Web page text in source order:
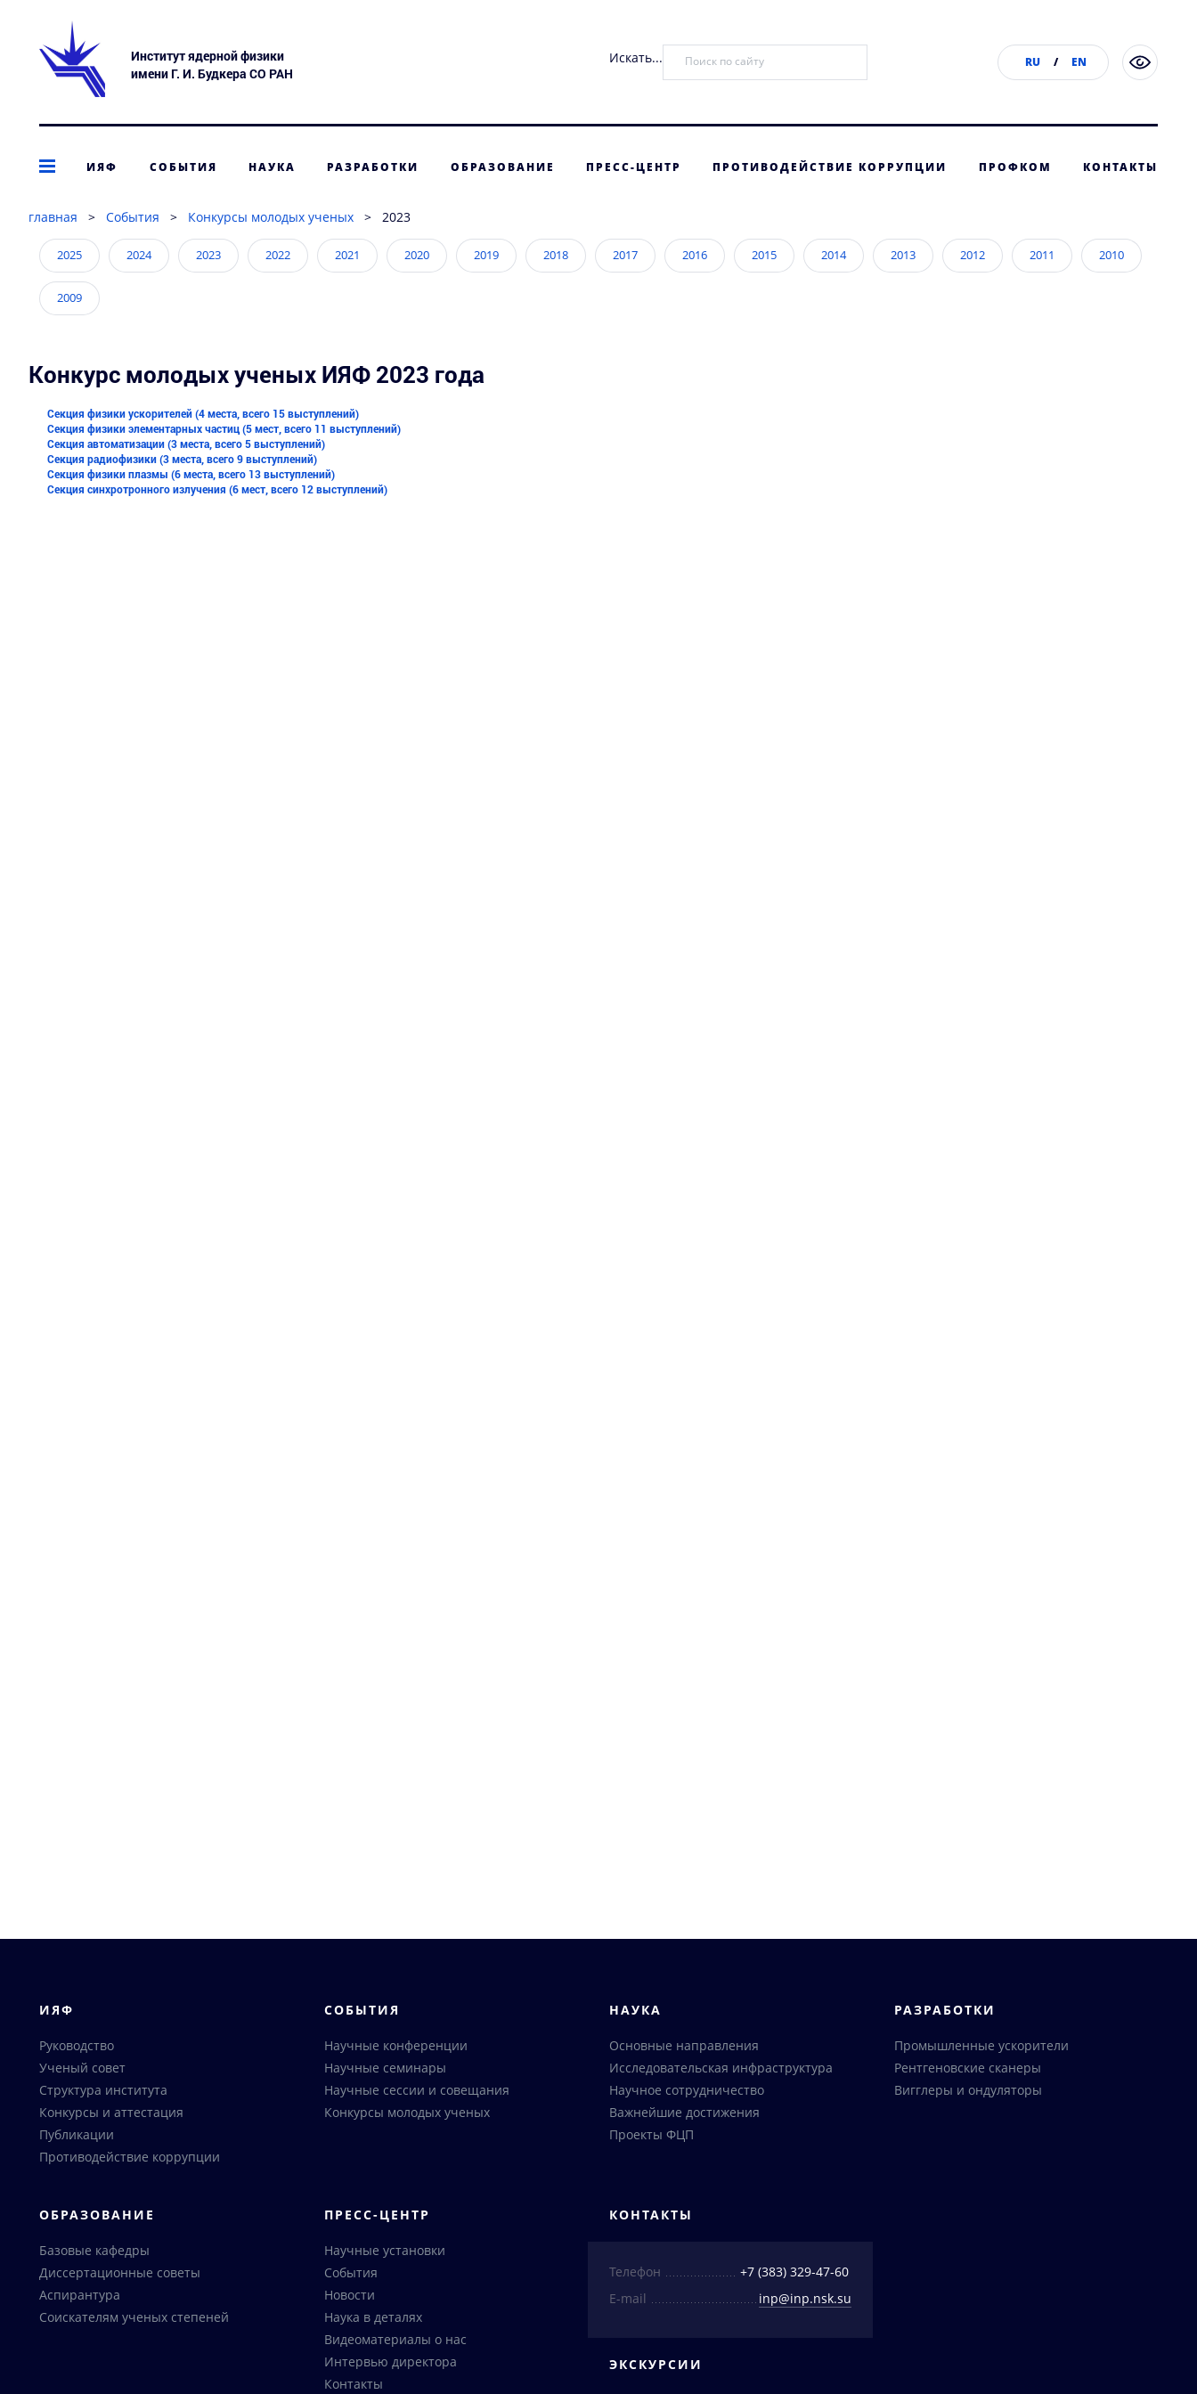
Институт ядерной физики
имени Г. И. Будкера СО РАН
RU / EN
Искать...
ИЯФ СОБЫТИЯ НАУКА РАЗРАБОТКИ ОБРАЗОВАНИЕ ПРЕСС-ЦЕНТР ПРОТИВОДЕЙСТВИЕ КОРРУПЦИИ ПРОФКОМ КОНТАКТЫ
главная > События > Конкурсы молодых ученых > 2023
2025 2024 2023 2022 2021 2020 2019 2018 2017 2016 2015 2014 2013 2012 2011 2010
2009
Конкурс молодых ученых ИЯФ 2023 года
Секция физики ускорителей (4 места, всего 15 выступлений)
Секция физики элементарных частиц (5 мест, всего 11 выступлений)
Секция автоматизации (3 места, всего 5 выступлений)
Секция радиофизики (3 места, всего 9 выступлений)
Секция физики плазмы (6 места, всего 13 выступлений)
Секция синхротронного излучения (6 мест, всего 12 выступлений)
ИЯФ
Руководство
Ученый совет
Структура института
Конкурсы и аттестация
Публикации
Противодействие коррупции
СОБЫТИЯ
Научные конференции
Научные семинары
Научные сессии и совещания
Конкурсы молодых ученых
НАУКА
Основные направления
Исследовательская инфраструктура
Научное сотрудничество
Важнейшие достижения
Проекты ФЦП
РАЗРАБОТКИ
Промышленные ускорители
Рентгеновские сканеры
Вигглеры и ондуляторы
ОБРАЗОВАНИЕ
Базовые кафедры
Диссертационные советы
Аспирантура
Соискателям ученых степеней
ПРЕСС-ЦЕНТР
Научные установки
События
Новости
Наука в деталях
Видеоматериалы о нас
Интервью директора
Контакты
КОНТАКТЫ
Телефон
+7 (383) 329-47-60
E-mail
inp@inp.nsk.su
ЭКСКУРСИИ